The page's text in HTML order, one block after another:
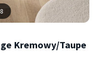
8
Kremowy/Taupe